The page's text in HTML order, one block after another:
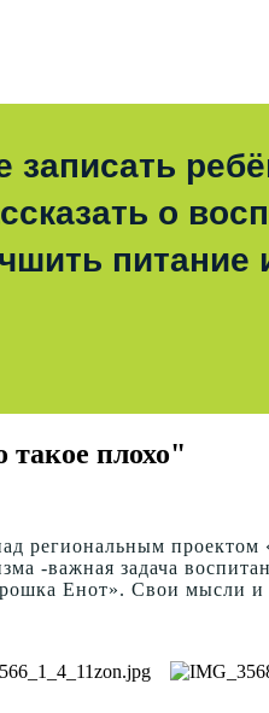
записать
о
питание
плохо"
региональным
-важная задача
Енот». Свои мысли и